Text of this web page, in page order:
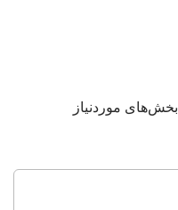
بخش‌های موردنیاز